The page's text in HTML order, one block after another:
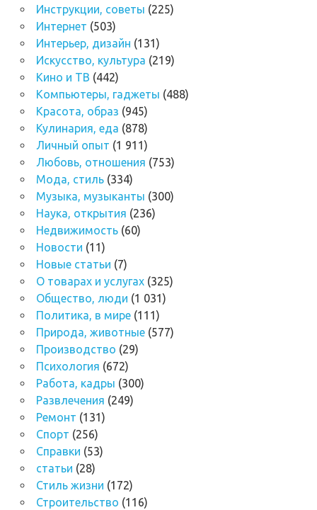
Инструкции, советы (225)
Интернет (503)
Интерьер, дизайн (131)
Искусство, культура (219)
Кино и ТВ (442)
Компьютеры, гаджеты (488)
Красота, образ (945)
Кулинария, еда (878)
Личный опыт (1 911)
Любовь, отношения (753)
Мода, стиль(334)
Музыка, музыканты (300)
Наука, открытия (236)
Недвижимость(60)
Новости (11)
Новые статьи (7)
О товарах и услугах(325)
Общество, люди (1 031)
Политика, в мире(111)
Природа, животные(577)
Производство (29)
Психология (672)
Работа, кадры (300)
Развлечения (249)
Ремонт (131)
Спорт (256)
Справки (53)
статьи (28)
Стиль жизни (172)
Строительство (116)